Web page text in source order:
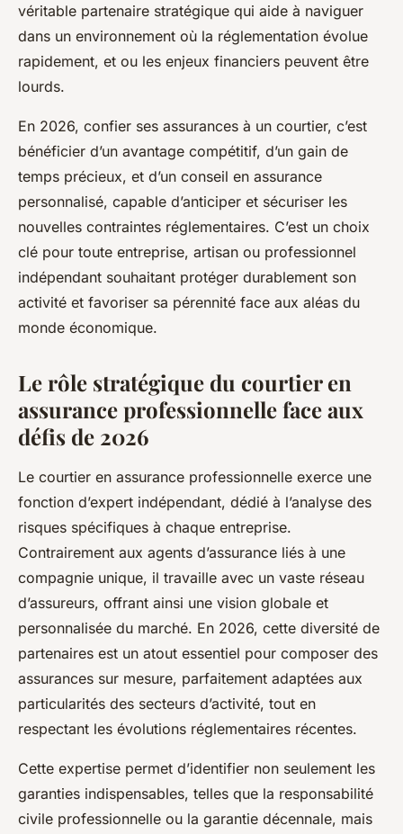
véritable partenaire stratégique qui aide à naviguer
dans un environnement où la réglementation évolue
rapidement, et ou les enjeux financiers peuvent être
lourds.
En 2026, confier ses assurances à un courtier, c’est
bénéficier d’un avantage compétitif, d’un gain de
temps précieux, et d’un conseil en assurance
personnalisé, capable d’anticiper et sécuriser les
nouvelles contraintes réglementaires. C’est un choix
clé pour toute entreprise, artisan ou professionnel
indépendant souhaitant protéger durablement son
activité et favoriser sa pérennité face aux aléas du
monde économique.
Le rôle stratégique du courtier en
assurance professionnelle face aux
défis de 2026
Le courtier en assurance professionnelle exerce une
fonction d’expert indépendant, dédié à l’analyse des
risques spécifiques à chaque entreprise.
Contrairement aux agents d’assurance liés à une
compagnie unique, il travaille avec un vaste réseau
d’assureurs, offrant ainsi une vision globale et
personnalisée du marché. En 2026, cette diversité de
partenaires est un atout essentiel pour composer des
assurances sur mesure, parfaitement adaptées aux
particularités des secteurs d’activité, tout en
respectant les évolutions réglementaires récentes.
Cette expertise permet d’identifier non seulement les
garanties indispensables, telles que la responsabilité
civile professionnelle ou la garantie décennale, mais